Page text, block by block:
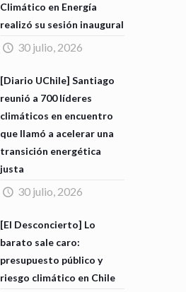
Climático en Energía
realizó su sesión inaugural
30 julio, 2026
[Diario UChile] Santiago
reunió a 700 líderes
climáticos en encuentro
que llamó a acelerar una
transición energética
justa
30 julio, 2026
[El Desconcierto] Lo
barato sale caro:
presupuesto público y
riesgo climático en Chile